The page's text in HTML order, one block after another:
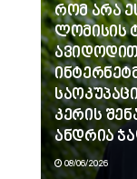
რომ არა
ლომისის
კერის
ანდრია
08/06/2026